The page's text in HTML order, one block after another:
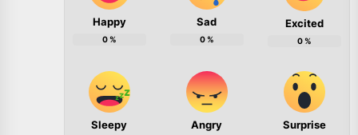
Happy
0%
Sad
0%
Excited
0%
Sleepy Angry Surprise